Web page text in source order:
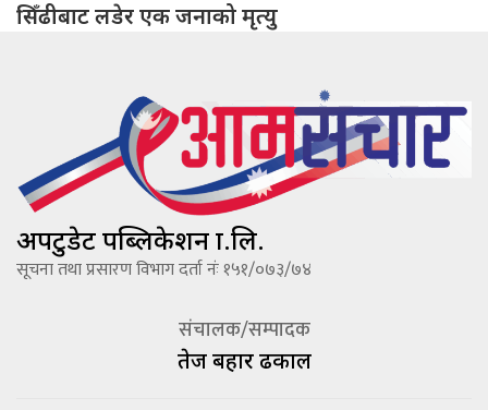
सिँढीबाट लडेर एक जनाको मृत्यु
अपटुडेट पब्लिकेशन प्रा.लि.
सूचना तथा प्रसारण विभाग दर्ता नंः १५१/०७३/७४
संचालक/सम्पादक
तेज बहादूर ढकाल